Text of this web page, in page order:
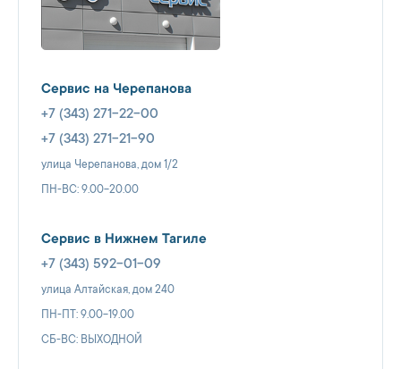
Сервис на Черепанова
+7 (343) 271-22-00
+7 (343) 271-21-90
улица Черепанова, дом 1/2
ПН-ВС: 9.00-20.00
Сервис в Нижнем Тагиле
+7 (343) 592-01-09
улица Алтайская, дом 240
ПН-ПТ: 9.00-19.00
СБ-ВС: ВЫХОДНОЙ